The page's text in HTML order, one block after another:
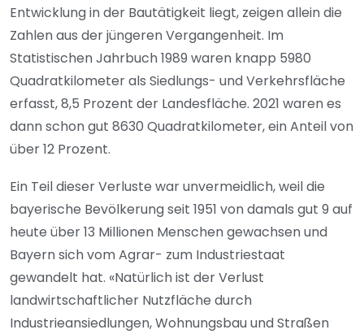
Entwicklung in der Bautätigkeit liegt, zeigen allein die
Zahlen aus der jüngeren Vergangenheit. Im
Statistischen Jahrbuch 1989 waren knapp 5980
Quadratkilometer als Siedlungs- und Verkehrsfläche
erfasst, 8,5 Prozent der Landesfläche. 2021 waren es
dann schon gut 8630 Quadratkilometer, ein Anteil von
über 12 Prozent.
Ein Teil dieser Verluste war unvermeidlich, weil die
bayerische Bevölkerung seit 1951 von damals gut 9 auf
heute über 13 Millionen Menschen gewachsen und
Bayern sich vom Agrar- zum Industriestaat
gewandelt hat. «Natürlich ist der Verlust
landwirtschaftlicher Nutzfläche durch
Industrieansiedlungen, Wohnungsbau und Straßen